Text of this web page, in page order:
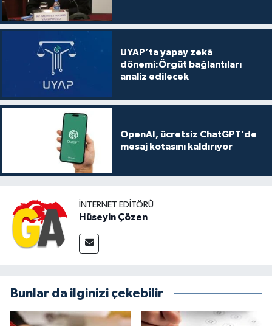
UYAP’ta yapay zekâ
dönemi:Örgüt bağlantıları
analiz edilecek
OpenAI, ücretsiz ChatGPT’de
mesaj kotasını kaldırıyor
İNTERNET EDITÖRÜ
Hüseyin Çözen
Bunlar da ilginizi çekebilir